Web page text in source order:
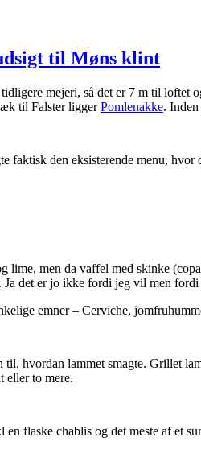
til Møns klint
mejeri, så det er 7 m til loftet
til Falster liggerPomlenakke.
faktisk den eksisterende menu,
lime, men da vaffel med skinke
Ja det er jo ikke fordi jeg vil men
emner – Cerviche,
til, hvordan lammet smagte. Grillet
eller to mere.
flaske chablis og det meste af et